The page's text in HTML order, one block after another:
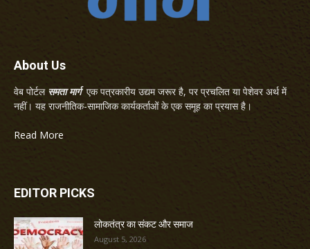
About Us
वेब पोर्टल समता मार्गएक पत्रकारीय उद्यम जरूर है, पर प्रचलित या पेशेवर अर्थ में
नहीं। यह राजनीतिक-सामाजिक कार्यकर्ताओं के एक समूह का प्रयास है।
Read More
EDITOR PICKS
लोकतंत्र का संकट और समाज
August 5, 2026